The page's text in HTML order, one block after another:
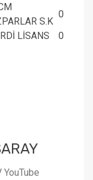
S.K
0
LİSANS 0